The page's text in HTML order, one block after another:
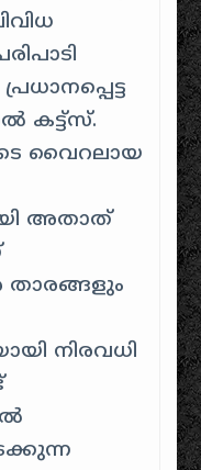
കട്ട്‌സ്.
വൈറലായ
അതാത്
നിരവധി